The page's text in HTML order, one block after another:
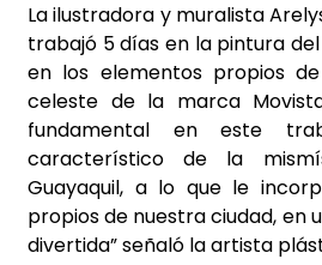
La ilustradora y muralista
trabajó 5 días en la pintura
en los elementos propios de
celeste de la marca
fundamental en este
característico de la
Guayaquil, a lo que le
propios de nuestra ciudad, en
divertida” señaló la artista